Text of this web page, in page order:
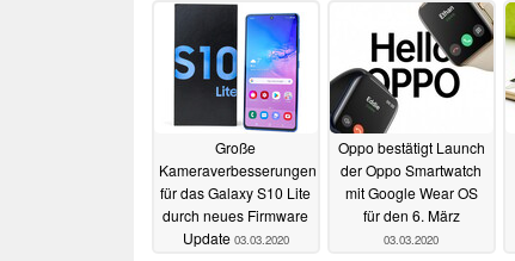
Große
Kameraverbesserungen
für das Galaxy S10 Lite
durch neues Firmware
Update 03.03.2020
Oppo bestätigt Launch
der Oppo Smartwatch
mit Google Wear OS
für den 6. März
03.03.2020